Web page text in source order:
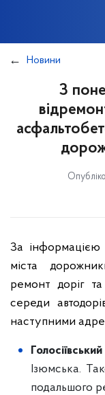
Новини
З
За інформацією
міста
ремонт доріг
середи
наступними
Ізюмська.
подальшого